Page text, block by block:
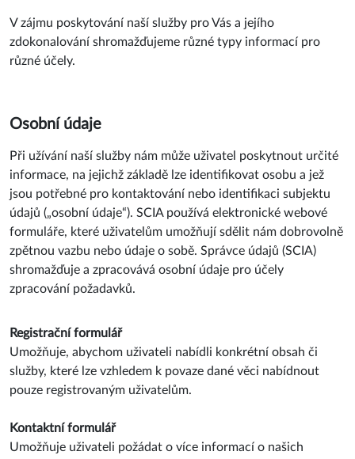
V zájmu poskytování naší služby pro Vás a jejího
zdokonalování shromažďujeme různé typy informací pro
různé účely.
Osobní údaje
Při užívání naší služby nám může uživatel poskytnout určité
informace, na jejichž základě lze identifikovat osobu a jež
jsou potřebné pro kontaktování nebo identifikaci subjektu
údajů („osobní údaje“). SCIA používá elektronické webové
formuláře, které uživatelům umožňují sdělit nám dobrovolně
zpětnou vazbu nebo údaje o sobě. Správce údajů (SCIA)
shromažďuje a zpracovává osobní údaje pro účely
zpracování požadavků.
Registrační formulář
Umožňuje, abychom uživateli nabídli konkrétní obsah či
služby, které lze vzhledem k povaze dané věci nabídnout
pouze registrovaným uživatelům.
Kontaktní formulář
Umožňuje uživateli požádat o více informací o našich